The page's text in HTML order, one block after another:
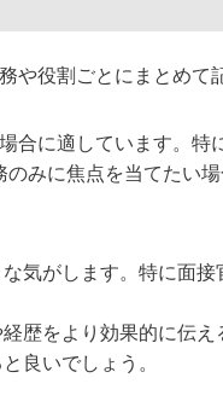
や役割ごとにまとめ
合に適しています。
みに焦点を当てたい
気がします。特に面
歴をより効果的に伝
良いでしょう。